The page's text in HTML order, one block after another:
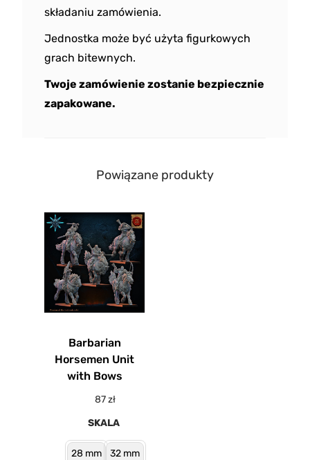
składaniu zamówienia.
Jednostka może być użyta figurkowych
grach bitewnych.
Twoje zamówienie zostanie bezpiecznie
zapakowane.
Powiązane produkty
Barbarian
Horsemen Unit
with Bows
87zł
SKALA
28 mm 32 mm